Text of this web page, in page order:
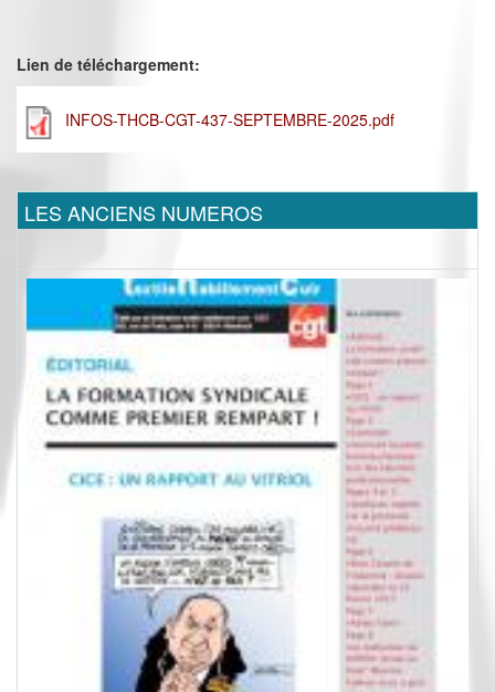
Lien de téléchargement:
INFOS-THCB-CGT-437-SEPTEMBRE-2025.pdf
LES ANCIENS NUMEROS